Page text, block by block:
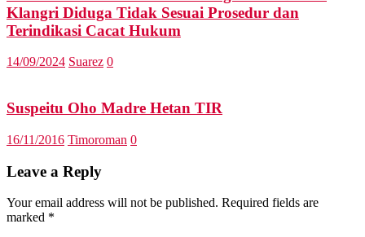
Klangri Diduga Tidak Sesuai Prosedur dan
Terindikasi Cacat Hukum
14/09/2024 Suarez 0
Suspeitu Oho Madre Hetan TIR
16/11/2016 Timoroman 0
Leave a Reply
Your email address will not be published. Required fields are
marked *